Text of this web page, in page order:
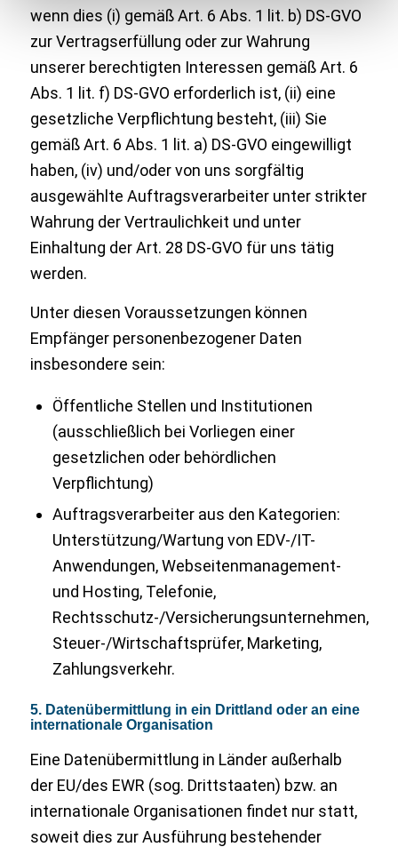
wenn dies (i) gemäß Art. 6 Abs. 1 lit. b) DS-GVO
zur Vertragserfüllung oder zur Wahrung
unserer berechtigten Interessen gemäß Art. 6
Abs. 1 lit. f) DS-GVO erforderlich ist, (ii) eine
gesetzliche Verpflichtung besteht, (iii) Sie
gemäß Art. 6 Abs. 1 lit. a) DS-GVO eingewilligt
haben, (iv) und/oder von uns sorgfältig
ausgewählte Auftragsverarbeiter unter strikter
Wahrung der Vertraulichkeit und unter
Einhaltung der Art. 28 DS-GVO für uns tätig
werden.
Unter diesen Voraussetzungen können
Empfänger personenbezogener Daten
insbesondere sein:
Öffentliche Stellen und Institutionen
(ausschließlich bei Vorliegen einer
gesetzlichen oder behördlichen
Verpflichtung)
Auftragsverarbeiter aus den Kategorien:
Unterstützung/Wartung von EDV-/IT-
Anwendungen, Webseitenmanagement-
und Hosting, Telefonie,
Rechtsschutz-/Versicherungsunternehmen,
Steuer-/Wirtschaftsprüfer, Marketing,
Zahlungsverkehr.
5. Datenübermittlung in ein Drittland oder an eine
internationale Organisation
Eine Datenübermittlung in Länder außerhalb
der EU/des EWR (sog. Drittstaaten) bzw. an
internationale Organisationen findet nur statt,
soweit dies zur Ausführung bestehender